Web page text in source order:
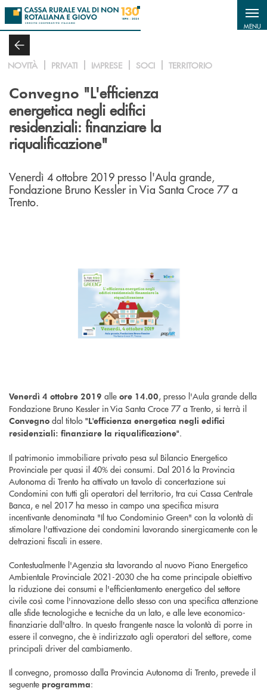
Salta al contenuto principale
MENU
NOVITÀ PRIVATI IMPRESE SOCI TERRITORIO
Convegno "L'efficienza
energetica negli edifici
residenziali: finanziare la
riqualificazione"
Venerdì 4 ottobre 2019 presso l'Aula grande,
Fondazione Bruno Kessler in Via Santa Croce 77 a
Trento.
Venerdì 4 ottobre 2019 alle ore 14.00, presso l'Aula grande della
Fondazione Bruno Kessler in Via Santa Croce 77 a Trento, si terrà il
Convegno dal titolo "L'efficienza energetica negli edifici
residenziali: finanziare la riqualificazione".
Il patrimonio immobiliare privato pesa sul Bilancio Energetico
Provinciale per quasi il 40% dei consumi. Dal 2016 la Provincia
Autonoma di Trento ha attivato un tavolo di concertazione sui
Condomini con tutti gli operatori del territorio, tra cui Cassa Centrale
Banca, e nel 2017 ha messo in campo una specifica misura
incentivante denominata "Il tuo Condominio Green" con la volontà di
stimolare l'attivazione dei condomini lavorando sinergicamente con le
detrazioni fiscali in essere.
Contestualmente l'Agenzia sta lavorando al nuovo Piano Energetico
Ambientale Provinciale 2021-2030 che ha come principale obiettivo
la riduzione dei consumi e l'efficientamento energetico del settore
civile così come l'innovazione dello stesso con una specifica attenzione
alle sfide tecnologiche e tecniche da un lato, e alle leve economico-
finanziarie dall'altro. In questo frangente nasce la volontà di porre in
essere il convegno, che è indirizzato agli operatori del settore, come
principali driver del cambiamento.
Il convegno, promosso dalla Provincia Autonoma di Trento, prevede il
seguente programma: